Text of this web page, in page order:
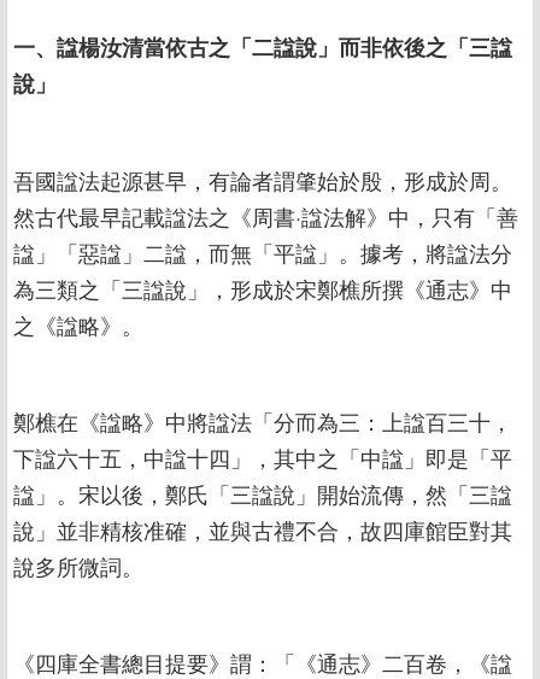
一、諡楊汝清當依古之「二諡說」而非依後之「三諡
說」
吾國諡法起源甚早，有論者謂肇始於殷，形成於周。
然古代最早記載諡法之《周書·諡法解》中，只有「善
諡」「惡諡」二諡，而無「平諡」。據考，將諡法分
為三類之「三諡說」，形成於宋鄭樵所撰《通志》中
之《諡略》。
鄭樵在《諡略》中將諡法「分而為三：上諡百三十，
下諡六十五，中諡十四」，其中之「中諡」即是「平
諡」。宋以後，鄭氏「三諡說」開始流傳，然「三諡
說」並非精核准確，並與古禮不合，故四庫館臣對其
說多所微詞。
《四庫全書總目提要》謂：「《通志》二百卷，《諡